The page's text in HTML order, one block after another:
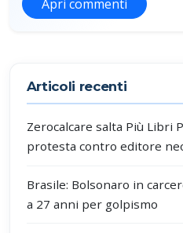
Apri commenti
Articoli recenti
Zerocalcare salta Più Libri
protesta contro editore
Brasile: Bolsonaro in
a 27 anni per golpismo